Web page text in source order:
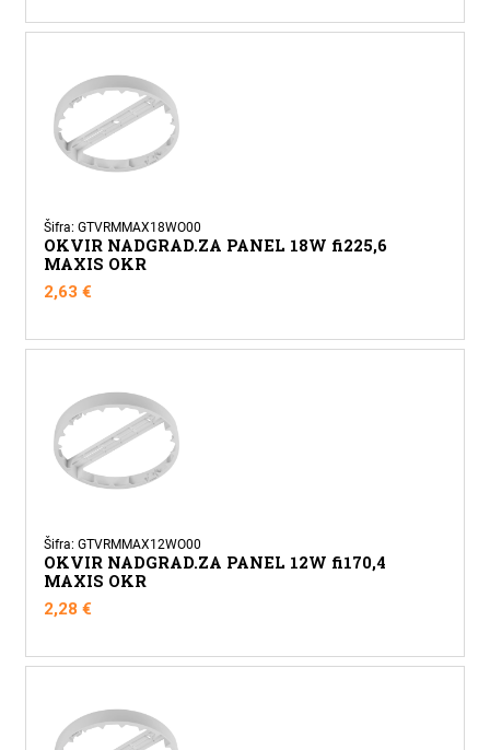
Šifra: GTVRMMAX18WO00
OKVIR NADGRAD.ZA PANEL 18W fi225,6
MAXIS OKR
2,63€
Šifra: GTVRMMAX12WO00
OKVIR NADGRAD.ZA PANEL 12W fi170,4
MAXIS OKR
2,28€